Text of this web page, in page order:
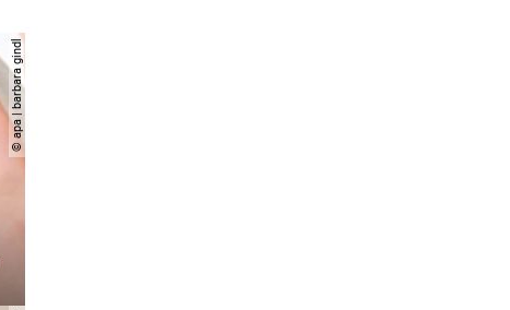
© apa | barbara gindl